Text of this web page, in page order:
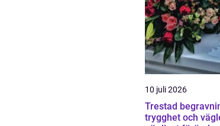
10 juli 2026
Trestad
trygghet och